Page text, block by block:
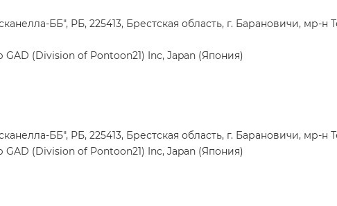
ББ", РБ, 225413, Брестская область, г. Барановичи, мр-н
(Division of Pontoon21) Inc, Japan (Япония)
ББ", РБ, 225413, Брестская область, г. Барановичи, мр-н
(Division of Pontoon21) Inc, Japan (Япония)